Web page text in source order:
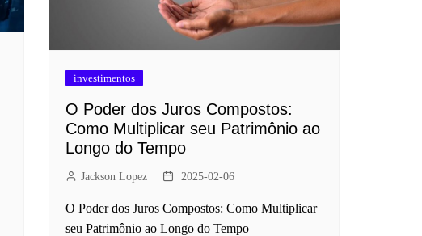
investimentos
O Poder dos Juros Compostos:
Como Multiplicar seu Patrimônio ao
Longo do Tempo
Jackson Lopez 2025-02-06
O Poder dos Juros Compostos: Como Multiplicar
seu Patrimônio ao Longo do Tempo